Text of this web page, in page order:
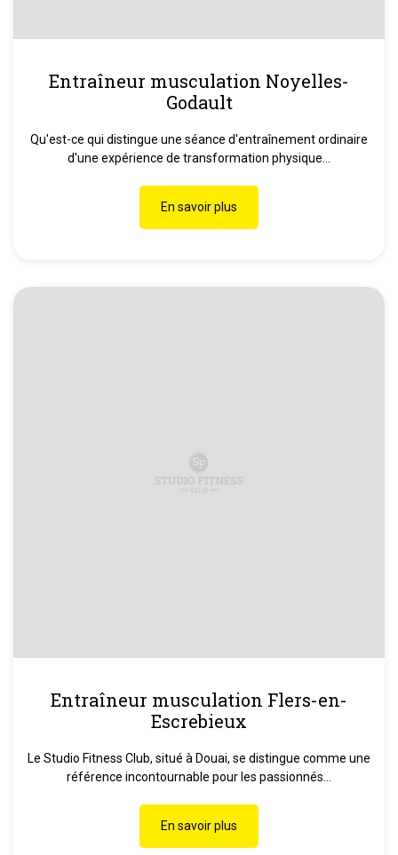
Entraîneur musculation Noyelles-
Godault
Qu'est-ce qui distingue une séance d'entraînement ordinaire
d'une expérience de transformation physique...
En savoir plus
Entraîneur musculation Flers-en-
Escrebieux
Le Studio Fitness Club, situé à Douai, se distingue comme une
référence incontournable pour les passionnés...
En savoir plus